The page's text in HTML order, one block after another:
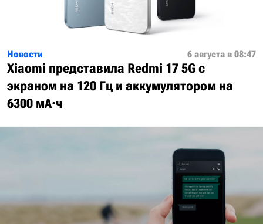
Новости 6 августа в 08:47
Xiaomi представила Redmi 17 5G с
экраном на 120 Гц и аккумулятором на
6300 мА·ч